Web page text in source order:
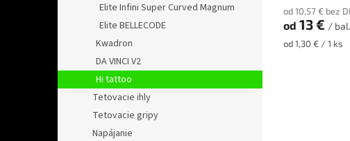
Elite Infini Super Curved Magnum
Elite BELLECODE
Kwadron
DA VINCI V2
Hi tattoo
Tetovacie ihly
Tetovacie gripy
Napájanie
od 10,57 € bez
od 13 € / bal.
Jednotková
od 1,30 € / 1 ks